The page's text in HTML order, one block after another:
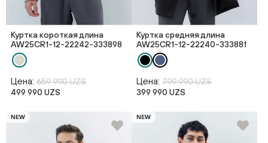
Куртка короткая длина
AW25CR1-12-22242-333898
Цена: 659 990 UZS
499 990 UZS
Куртка средняя длина
AW25CR1-12-22240-333881
Цена: 799 990 UZS
399 990 UZS
NEW NEW